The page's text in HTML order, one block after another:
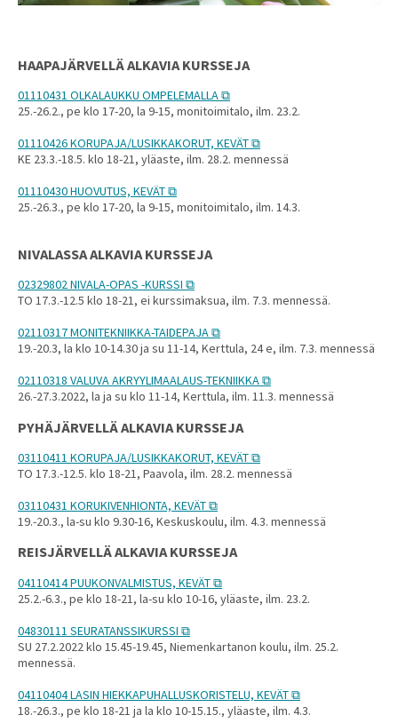
HAAPAJÄRVELLÄ ALKAVIA KURSSEJA
01110431 OLKALAUKKU OMPELEMALLA
25.-26.2., pe klo 17-20, la 9-15, monitoimitalo, ilm. 23.2.
01110426 KORUPAJA/LUSIKKAKORUT, KEVÄT
KE 23.3.-18.5. klo 18-21, yläaste, ilm. 28.2. mennessä
01110430 HUOVUTUS, KEVÄT
25.-26.3., pe klo 17-20, la 9-15, monitoimitalo, ilm. 14.3.
NIVALASSA ALKAVIA KURSSEJA
02329802 NIVALA-OPAS -KURSSI
TO 17.3.-12.5 klo 18-21, ei kurssimaksua, ilm. 7.3. mennessä.
02110317 MONITEKNIIKKA-TAIDEPAJA
19.-20.3, la klo 10-14.30 ja su 11-14, Kerttula, 24 e, ilm. 7.3. mennessä
02110318 VALUVA AKRYYLIMAALAUS-TEKNIIKKA
26.-27.3.2022, la ja su klo 11-14, Kerttula, ilm. 11.3. mennessä
PYHÄJÄRVELLÄ ALKAVIA KURSSEJA
03110411 KORUPAJA/LUSIKKAKORUT, KEVÄT
TO 17.3.-12.5. klo 18-21, Paavola, ilm. 28.2. mennessä
03110431 KORUKIVENHIONTA, KEVÄT
19.-20.3., la-su klo 9.30-16, Keskuskoulu, ilm. 4.3. mennessä
REISJÄRVELLÄ ALKAVIA KURSSEJA
04110414 PUUKONVALMISTUS, KEVÄT
25.2.-6.3., pe klo 18-21, la-su klo 10-16, yläaste, ilm. 23.2.
04830111 SEURATANSSIKURSSI
SU 27.2.2022 klo 15.45-19.45, Niemenkartanon koulu, ilm. 25.2.
mennessä.
04110404 LASIN HIEKKAPUHALLUSKORISTELU, KEVÄT
18.-26.3., pe klo 18-21 ja la klo 10-15.15., yläaste, ilm. 4.3.